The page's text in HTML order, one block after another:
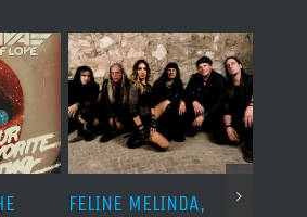
FELINE MELINDA,